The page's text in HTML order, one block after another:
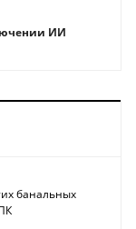
ИИ
банальных